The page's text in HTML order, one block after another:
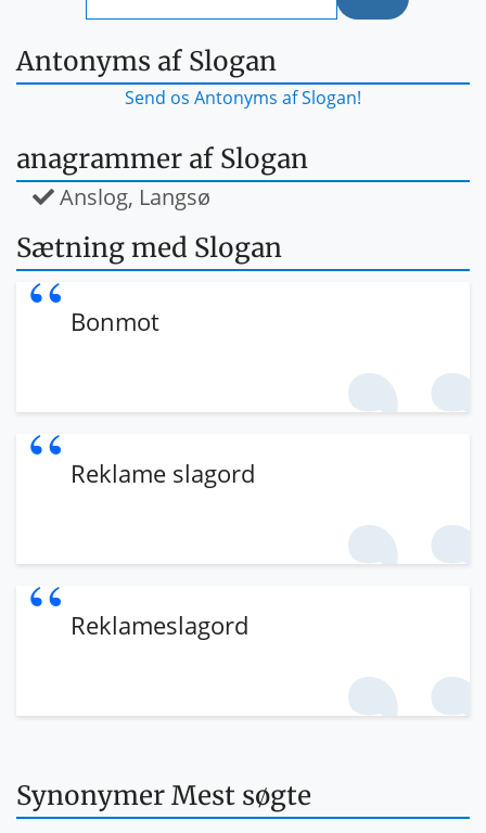
Antonyms af Slogan
Send os Antonyms af Slogan!
anagrammer af Slogan
Anslog, Langsø
Sætning med Slogan
Bonmot
Reklame slagord
Reklameslagord
Synonymer Mest søgte